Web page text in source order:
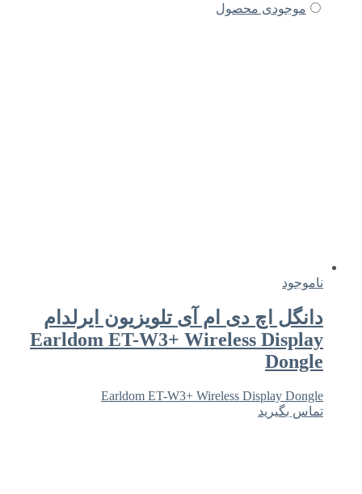
موجودی محصول
ناموجود
دانگل اچ دی ام آی تلویزیون ایرلدام
Earldom ET-W3+ Wireless Display
Dongle
Earldom ET-W3+ Wireless Display Dongle
تماس بگیرید